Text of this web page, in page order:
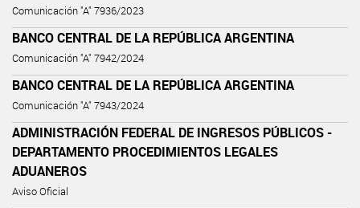
Comunicación "A" 7936/2023
BANCO CENTRAL DE LA REPÚBLICA ARGENTINA
Comunicación "A" 7942/2024
BANCO CENTRAL DE LA REPÚBLICA ARGENTINA
Comunicación "A" 7943/2024
ADMINISTRACIÓN FEDERAL DE INGRESOS PÚBLICOS -
DEPARTAMENTO PROCEDIMIENTOS LEGALES
ADUANEROS
Aviso Oficial